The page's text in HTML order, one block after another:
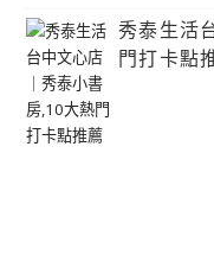
秀泰生活
門打卡點